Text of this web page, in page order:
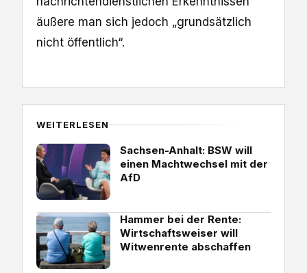
äußere man sich jedoch „grundsätzlich
nicht öffentlich“.
WEITERLESEN
Sachsen-Anhalt: BSW will
einen Machtwechsel mit der
AfD
Hammer bei der Rente:
Wirtschaftsweiser will
Witwenrente abschaffen